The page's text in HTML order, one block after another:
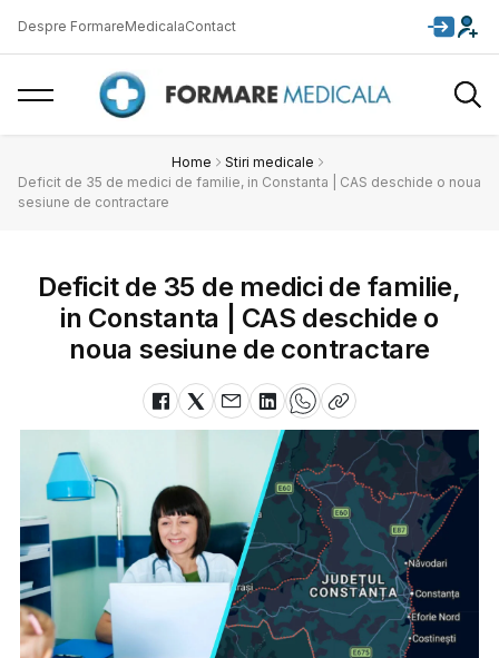
Despre FormareMedicalaContact
Home
Stiri medicale
Deficit de 35 de medici de familie, in Constanta | CAS deschide o noua
sesiune de contractare
Deficit de 35 de medici de familie,
in Constanta | CAS deschide o
noua sesiune de contractare